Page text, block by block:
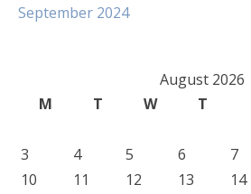
September 2024
August 2026
M
T W T
3
4 5 6 7
10
11 12 13 14